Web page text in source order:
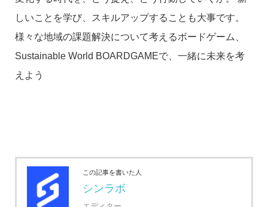
しいことを学び、スキルアップすることも大事です。
様々な地域の課題解決について考えるボードゲーム、
Sustainable World BOARDGAMEで、一緒に未来を考
えよう
この記事を書いた人
シンラボ